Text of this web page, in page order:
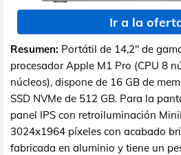
Ir a la
Resumen: Portátil de 14,2" de
procesador Apple M1 Pro (CPU 8
núcleos), dispone de 16 GB de
SSD NVMe de 512 GB. Para la
panel IPS con retroiluminación
3024x1964 píxeles con acabado
fabricada en aluminio y tiene un